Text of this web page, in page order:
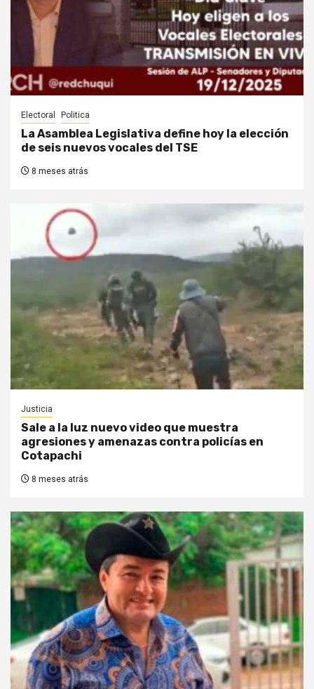
Electoral Politica
La Asamblea Legislativa define hoy la elección
de seis nuevos vocales del TSE
8 meses atrás
Justicia
Sale a la luz nuevo video que muestra
agresiones y amenazas contra policías en
Cotapachi
8 meses atrás